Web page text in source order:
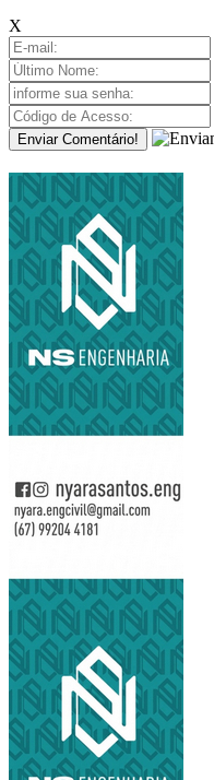
X
Enviar Comentário!